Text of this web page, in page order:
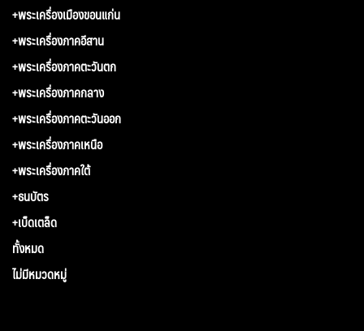
+พระเครื่องเมืองขอนแก่น
+พระเครื่องภาคอีสาน
+พระเครื่องภาคตะวันตก
+พระเครื่องภาคกลาง
+พระเครื่องภาคตะวันออก
+พระเครื่องภาคเหนือ
+พระเครื่องภาคใต้
+ธนบัตร
+เบ็ดเตล็ด
ทั้งหมด
ไม่มีหมวดหมู่